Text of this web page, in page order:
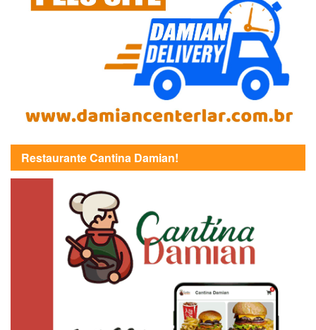
Restaurante Cantina Damian!